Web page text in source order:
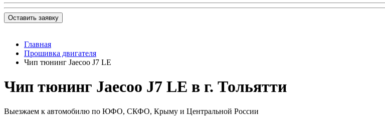
Оставить заявку
Главная
Прошивка двигателя
Чип тюнинг Jaecoo J7 LE
Чип тюнинг Jaecoo J7 LE в г. Тольятти
Выезжаем к автомобилю по ЮФО, СКФО, Крыму и Центральной России